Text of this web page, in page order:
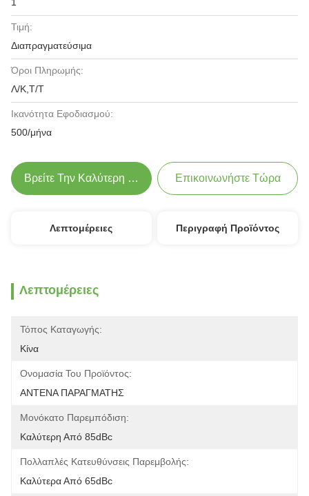
Τιμή:
Διαπραγματεύσιμα
Όροι Πληρωμής:
Λ/Κ,Τ/Τ
Ικανότητα Εφοδιασμού:
500/μήνα
Βρείτε Την Καλύτερη Τιμή Επικοινωνήστε Τώρα
Λεπτομέρειες Περιγραφή Προϊόντος
Λεπτομέρειες
Τόπος Καταγωγής:
Κίνα
Ονομασία Του Προϊόντος:
ΑΝΤΕΝΑ ΠΑΡΑΓΜΑΤΗΣ
Μονόκατο Παρεμπόδιση:
Καλύτερη Από 85dBc
Πολλαπλές Κατευθύνσεις Παρεμβολής:
Καλύτερα Από 65dBc